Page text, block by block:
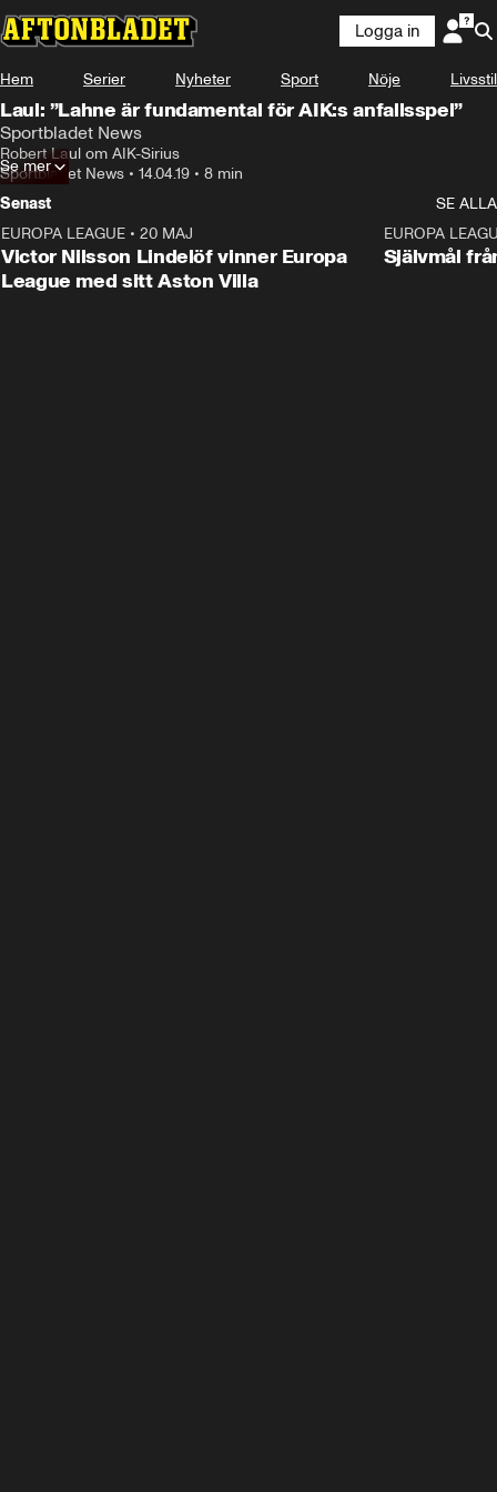
Logga in
Hem Serier Nyheter Sport Nöje Livsstil
Laul: ”Lahne är fundamental för AIK:s anfallsspel”
Sportbladet News
Robert Laul om AIK-Sirius
Sportbladet News • 14.04.19 • 8 min
Se mer
Senast
SE ALLA
EUROPA LEAGUE • 20 MAJ
Victor Nilsson Lindelöf vinner Europa
League med sitt Aston Villa
EUROPA
Självmål